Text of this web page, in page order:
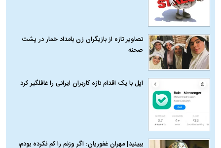
تصاویر تازه از بازیگران زن بامداد خمار در پشت
صحنه
اپل با یک اقدام تازه کاربران ایرانی را غافلگیر کرد
ببینید| مهران غفوریان: اگر وزنم را کم نکرده بودم،